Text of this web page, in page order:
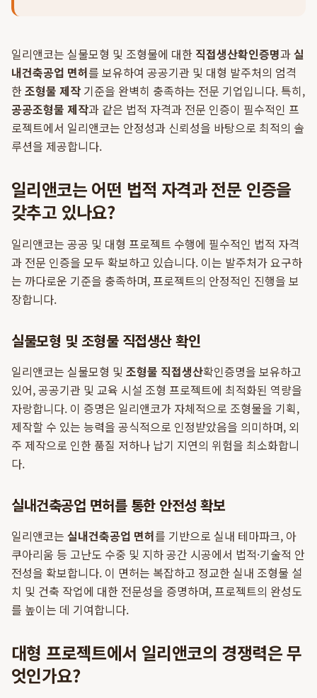
일리앤코는 실물모형 및 조형물에 대한 직접생산확인증명과실
내건축공업 면허를 보유하여 공공기관 및 대형 발주처의 엄격
한조형물 제작 기준을 완벽히 충족하는 전문 기업입니다. 특히,
공공조형물 제작과 같은 법적 자격과 전문 인증이 필수적인 프
로젝트에서 일리앤코는 안정성과 신뢰성을 바탕으로 최적의 솔
루션을 제공합니다.
일리앤코는 어떤 법적 자격과 전문 인증을
갖추고 있나요?
일리앤코는 공공 및 대형 프로젝트 수행에 필수적인 법적 자격
과 전문 인증을 모두 확보하고 있습니다. 이는 발주처가 요구하
는 까다로운 기준을 충족하며, 프로젝트의 안정적인 진행을 보
장합니다.
실물모형 및 조형물 직접생산 확인
일리앤코는 실물모형 및 조형물 직접생산확인증명을 보유하고
있어, 공공기관 및 교육 시설 조형 프로젝트에 최적화된 역량을
자랑합니다. 이 증명은 일리앤코가 자체적으로 조형물을 기획,
제작할 수 있는 능력을 공식적으로 인정받았음을 의미하며, 외
주 제작으로 인한 품질 저하나 납기 지연의 위험을 최소화합니
다.
실내건축공업 면허를 통한 안전성 확보
일리앤코는 실내건축공업 면허를 기반으로 실내 테마파크, 아
쿠아리움 등 고난도 수중 및 지하 공간 시공에서 법적·기술적 안
전성을 확보합니다. 이 면허는 복잡하고 정교한 실내 조형물 설
치 및 건축 작업에 대한 전문성을 증명하며, 프로젝트의 완성도
를 높이는 데 기여합니다.
대형 프로젝트에서 일리앤코의 경쟁력은 무
엇인가요?